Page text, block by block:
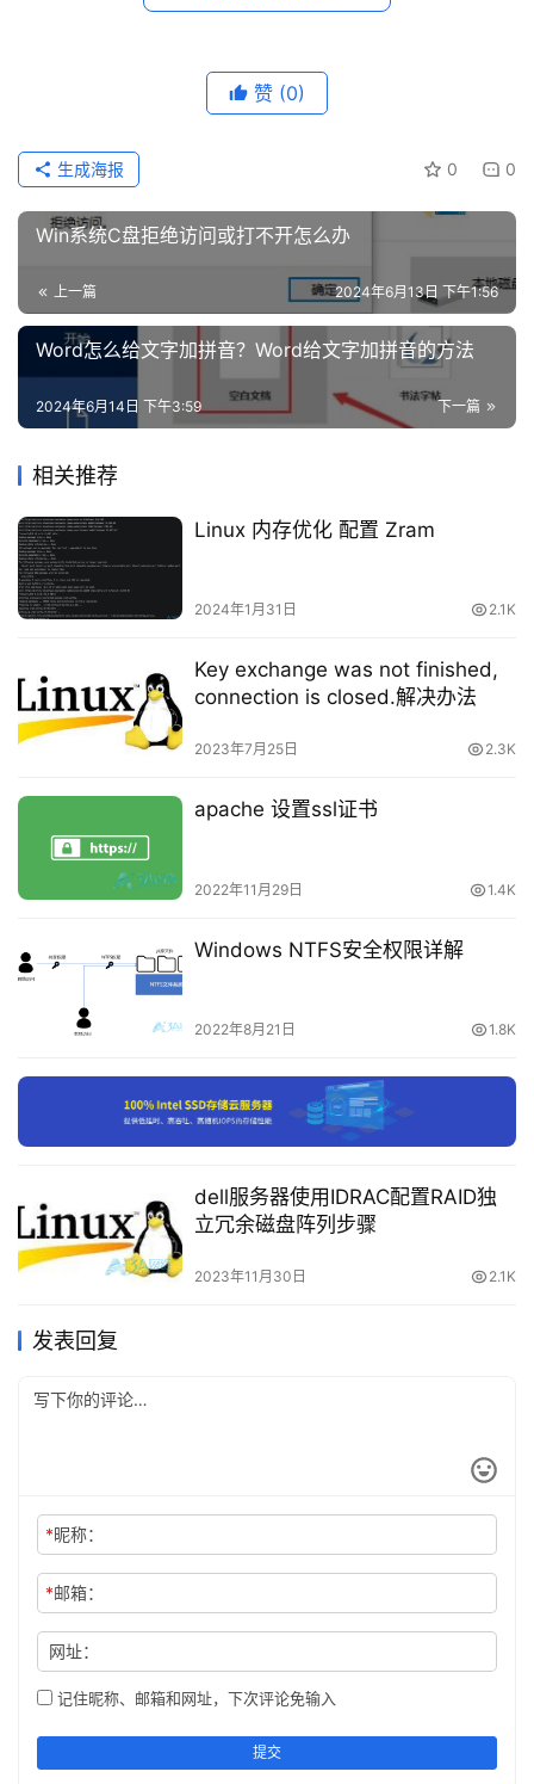
网
安
网
站
建
设
域
与
备
案
源
下
载
付
员
注册
禁用 按钮。
单击顶部的启动选项卡，然后单击打开任务管理
器 链接。
单击任务管理器顶部的启动选项卡。右键单击每个
启用的项目，然后从菜单中选择禁用。
完成后，退出任务管理器，然后在“系统配置”窗口
中单击“应用”和“确定”。
重新启动您的 PC以完成该过程。
Windows 11 将执行干净启动。当您从重新启动中
障排除。
无论问题的原因是什么，请立即尝试执行此操作，
根据问题，故障排除有时可能很乏味。例如，您可
能需要一次重新启用一个应用程序或一项服务，以找出导致
问题的原因。
如何禁用干净启动
解决问题后，您可以按照以下步骤在 Windows 11
上恢复正常启动过程：
赞 (0)
0 0
生成海报
Win系统C盘拒绝访问或打不开怎么办
上一篇 2024年6月13日 下午1:56
Word怎么给文字加拼音？Word给文字加拼音的方法
下一篇
2024年6月14日 下午3:59
相关推荐
Linux 内存优化 配置 Zram
2024年1月31日 2.1K
Key exchange was not finished,
connection is closed.解决办法
2023年7月25日 2.3K
apache 设置ssl证书
2022年11月29日 1.4K
Windows NTFS安全权限详解
2022年8月21日 1.8K
dell服务器使用IDRAC配置RAID独
立冗余磁盘阵列步骤
2023年11月30日 2.1K
发表回复
*昵称：
*邮箱：
网址：
记住昵称、邮箱和网址，下次评论免输入
提交